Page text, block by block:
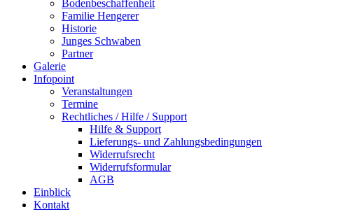
Bodenbeschaffenheit
Familie Hengerer
Historie
Junges Schwaben
Partner
Galerie
Infopoint
Veranstaltungen
Termine
Rechtliches / Hilfe / Support
Hilfe & Support
Lieferungs- und Zahlungsbedingungen
Widerrufsrecht
Widerrufsformular
AGB
Einblick
Kontakt